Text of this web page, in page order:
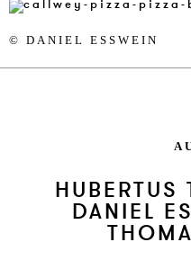
© DA­NI­EL ESSWEIN
DANIEL